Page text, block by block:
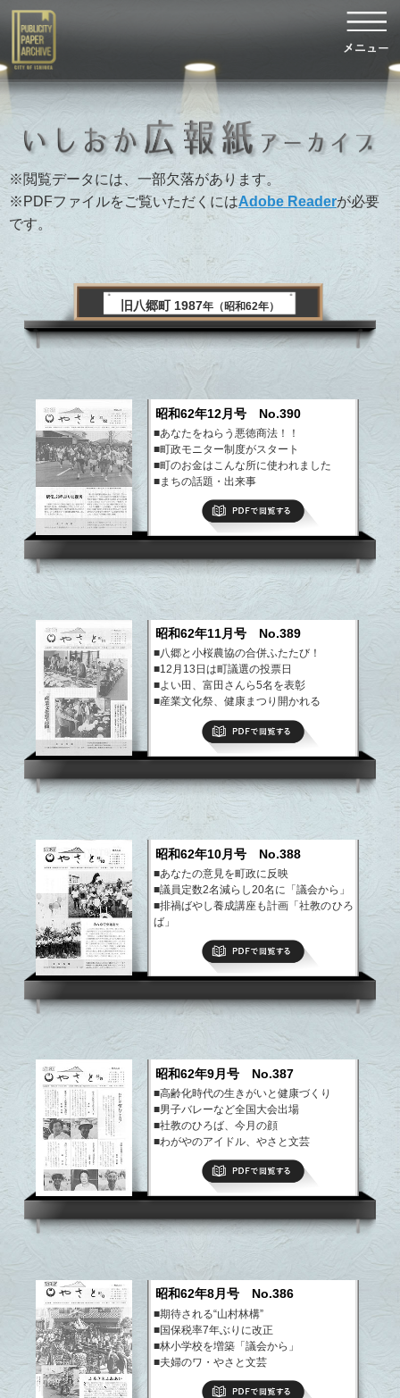
※閲覧データには、一部欠落があります。
※PDFファイルをご覧いただくにはAdobe Readerが必要
です。
旧八郷町 1987年（昭和62年）
昭和62年12月号 No.390
■あなたをねらう悪徳商法！！
■町政モニター制度がスタート
■町のお金はこんな所に使われました
■まちの話題・出来事
PDFで閲覧する
昭和62年11月号 No.389
■八郷と小桜農協の合併ふたたび！
■12月13日は町議選の投票日
■よい田、富田さんら5名を表彰
■産業文化祭、健康まつり開かれる
昭和62年10月号 No.388
■あなたの意見を町政に反映
■議員定数2名減らし20名に「議会から」
■排禍ばやし養成講座も計画「社教のひろ
ば」
■お答えします－わたしが望むこと！
昭和62年9月号 No.387
■高齢化時代の生きがいと健康づくり
■男子バレーなど全国大会出場
■社教のひろば、今月の顔
■わがやのアイドル、やさと文芸
昭和62年8月号 No.386
■期待される“山村林構”
■国保税率7年ぶりに改正
■林小学校を増築「議会から」
■夫婦のワ・やさと文芸
PDFで閲覧する